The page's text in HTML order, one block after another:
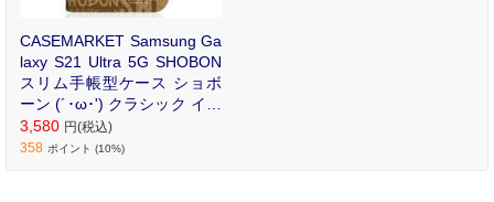
CASEMARKET Samsung Ga
laxy S21 Ultra 5G SHOBON
スリム手帳型ケース ショボ
ーン (´･ω･') クラシック イエ
ロー SC-52B-BSB2S2606-78
3,580 円(税込)
358 ポイント (10%)